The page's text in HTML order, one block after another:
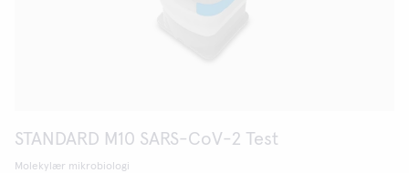
STANDARD M10 SARS-CoV-2 Test
Molekylær mikrobiologi